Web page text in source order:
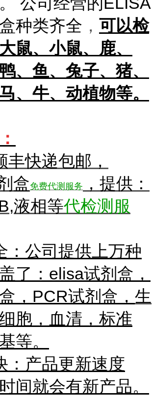
种类齐全 ， 可以检
鼠、小鼠、鹿、
、鱼、兔子、猪、
、牛、动植物等。
丰快递包邮，
盒免费代测服务
，提供：
液相等代检测服
：公司提供上万种
了：elisa试剂盒，
，PCR试剂盒， 生
胞，血清，标准
等。
：产品更新速度
间就会有新产品。